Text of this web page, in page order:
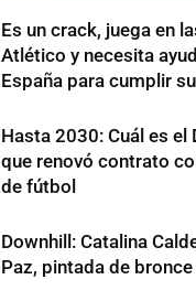
Es un crack, juega en
Atlético y necesita
España para cumplir
Hasta 2030: Cuál es el
que renovó contrato
de fútbol
Downhill: Catalina
Paz, pintada de